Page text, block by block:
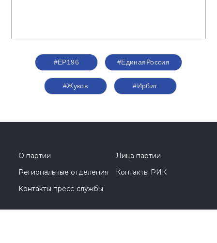
#ЕР196 #‎ЕдинаяРоссия
#Жуков #Ирбит
О партии
Лица партии
Региональные отделения
Контакты РИК
Контакты пресс-службы